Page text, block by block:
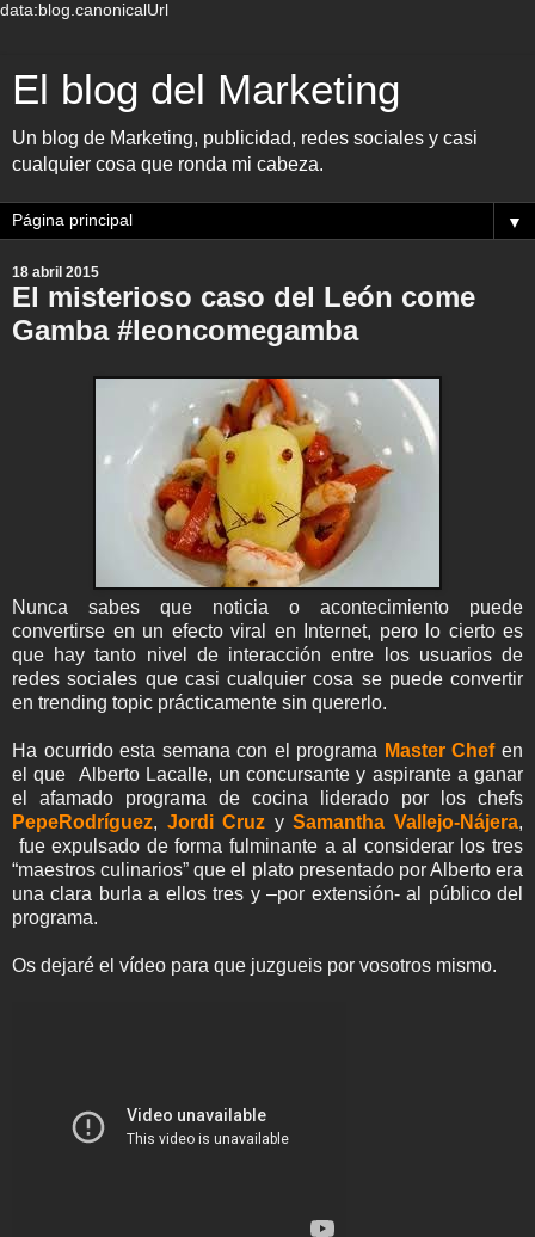
data:blog.canonicalUrl
El blog del Marketing
Un blog de Marketing, publicidad, redes sociales y casi
cualquier cosa que ronda mi cabeza.
▼
18 abril 2015
El misterioso caso del León come
Gamba #leoncomegamba
Nunca sabes que noticia o acontecimiento puede
convertirse en un efecto viral en Internet, pero lo cierto es
que hay tanto nivel de interacción entre los usuarios de
redes sociales que casi cualquier cosa se puede convertir
en trending topic prácticamente sin quererlo.
Ha ocurrido esta semana con el programa Master Chefen
el que Alberto Lacalle, un concursante y aspirante a ganar
el afamado programa de cocina liderado por los chefs
PepeRodríguez, Jordi Cruz ySamantha Vallejo-Nájera,
fue expulsado de forma fulminante a al considerar los tres
“maestros culinarios” que el plato presentado por Alberto era
una clara burla a ellos tres y –por extensión- al público del
programa.
Os dejaré el vídeo para que juzgueis por vosotros mismo.